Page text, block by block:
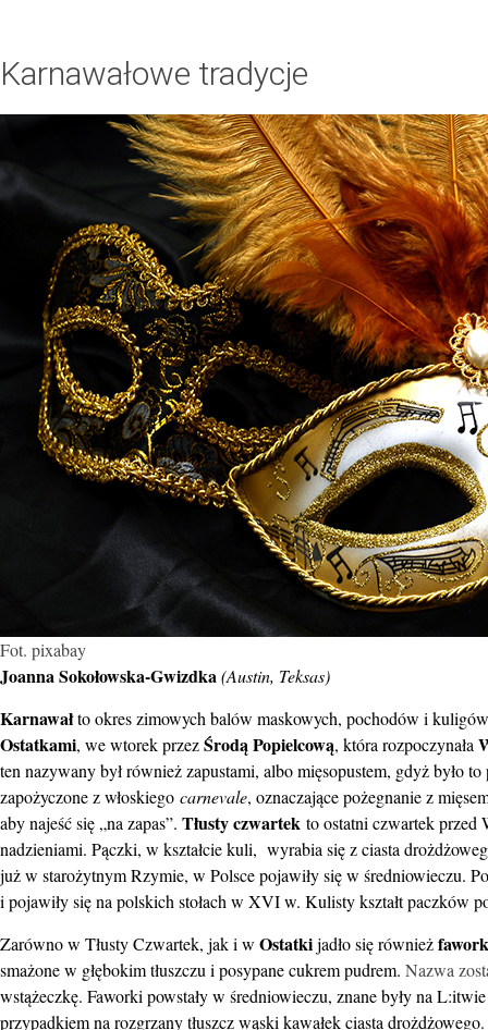
Karnawałowe tradycje
Fot. pixabay
Joanna Sokołowska-Gwizdka(Austin, Teksas)
Karnawałto okres zimowych balów maskowych, pochodów i
Ostatkami, we wtorek przezŚrodą Popielcową, która rozpoczynała
ten nazywany był również zapustami, albo mięsopustem, gdyż było
zapożyczone z włoskiego carnevale, oznaczające pożegnanie z
aby najeść się „na zapas”. Tłusty czwartek to ostatni czwartek przed
nadzieniami. Pączki, w kształcie kuli, wyrabia się z ciasta
już w starożytnym Rzymie, w Polsce pojawiły się w średniowieczu.
i pojawiły się na polskich stołach w XVI w. Kulisty kształt
Zarówno w Tłusty Czwartek, jak i w Ostatkijadło się również
smażone w głębokim tłuszczu i posypane cukrem pudrem. Nazwa
wstążeczkę. Faworki powstały w średniowieczu, znane były na
przypadkiem na rozgrzany tłuszcz wąski kawałek ciasta